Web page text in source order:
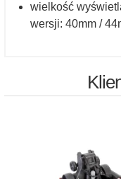
wielkość
wersji: 40mm /